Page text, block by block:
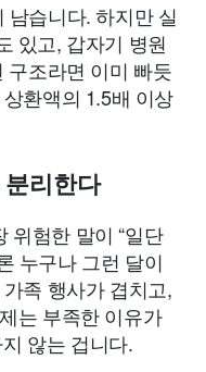
남습니다. 하지만 실
있고, 갑자기 병원
구조라면 이미 빠듯
환액의 1.5배 이상
리한다
위험한 말이 “일단
누구나 그런 달이
족 행사가 겹치고,
는 부족한 이유가
않는 겁니다.